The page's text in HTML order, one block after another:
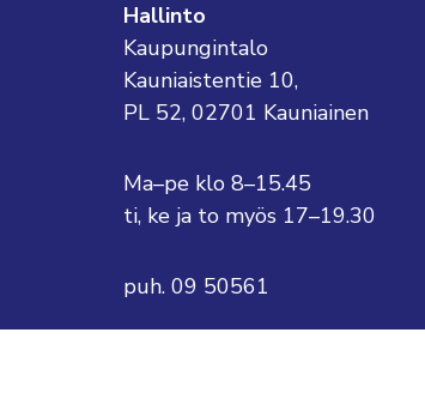
Hallinto
Kaupungintalo
Kauniaistentie 10,
PL 52, 02701 Kauniainen
Ma–pe klo 8–15.45
ti, ke ja to myös 17–19.30
puh. 09 50561